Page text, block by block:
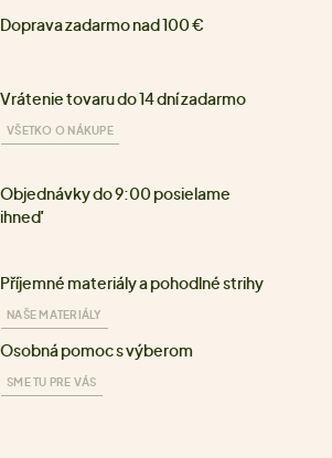
Doprava zadarmo nad 100 €
Vrátenie tovaru do 14 dní zadarmo
VŠETKO O NÁKUPE
Objednávky do 9:00 posielame
ihneď
Příjemné materiály a pohodlné strihy
NAŠE MATERIÁLY
Osobná pomoc s výberom
SME TU PRE VÁS